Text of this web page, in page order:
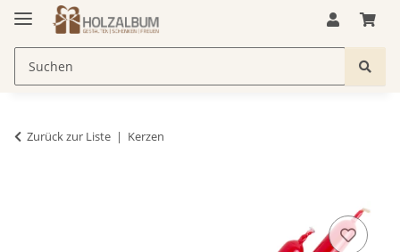
Zurück zur Liste Kerzen